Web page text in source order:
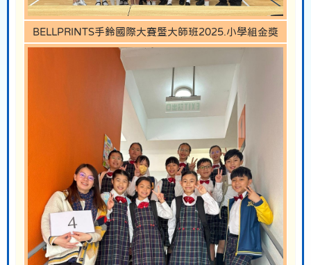
BELLPRINTS手鈴國際大賽暨大師班2025.小學組金獎